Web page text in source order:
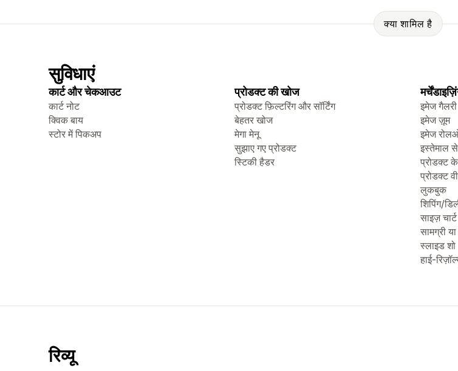
क्या शामिल है
सुविधाएं
कार्ट और चेकआउट
कार्ट नोट
क्विक बाय
स्टोर में पिकअप
प्रोडक्ट की खोज
प्रोडक्ट फ़िल्टरिंग और सॉर्टिंग
बेहतर खोज
मेगा मेनू
सुझाए गए प्रोडक्ट
स्टिकी हैडर
इमेज गैलरी
इमेज ज़ूम
इमेज
इस्तेमाल
प्रोडक्ट
प्रोडक्ट
लुकबुक
शिपिंग/
साइज़ चार्ट
सामग्री
स्लाइड शो
हाई-
रिव्यू